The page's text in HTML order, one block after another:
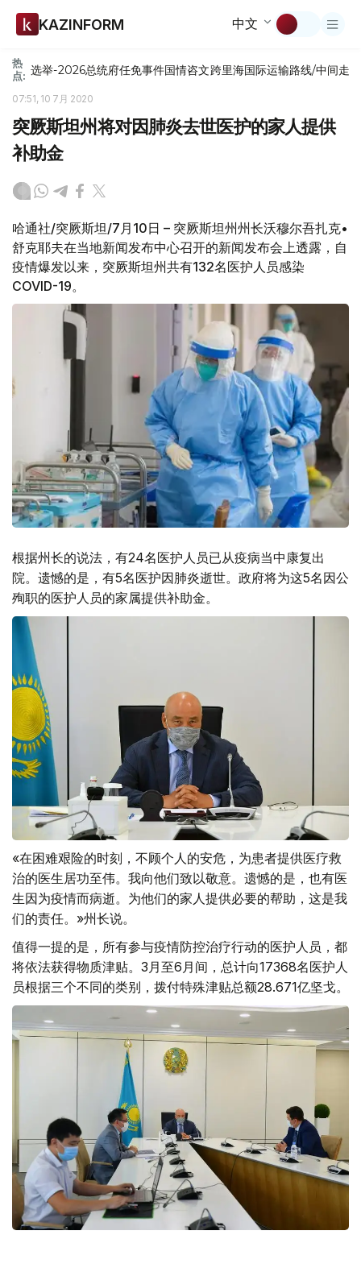
KAZINFORM 中文
热
点: 选举-2026总统府任免事件国情咨文跨里海国际运输路线/中间走廊
07:51, 10 7月 2020
突厥斯坦州将对因肺炎去世医护的家人提供
补助金
哈通社/突厥斯坦/7月10日 – 突厥斯坦州州长沃穆尔吾扎克•
舒克耶夫在当地新闻发布中心召开的新闻发布会上透露，自
疫情爆发以来，突厥斯坦州共有132名医护人员感染
COVID-19。
根据州长的说法，有24名医护人员已从疫病当中康复出
院。遗憾的是，有5名医护因肺炎逝世。政府将为这5名因公
殉职的医护人员的家属提供补助金。
«在困难艰险的时刻，不顾个人的安危，为患者提供医疗救
治的医生居功至伟。我向他们致以敬意。遗憾的是，也有医
生因为疫情而病逝。为他们的家人提供必要的帮助，这是我
们的责任。»州长说。
值得一提的是，所有参与疫情防控治疗行动的医护人员，都
将依法获得物质津贴。3月至6月间，总计向17368名医护人
员根据三个不同的类别，拨付特殊津贴总额28.671亿坚戈。